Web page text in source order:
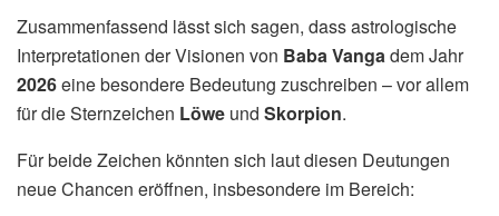
Zusammenfassend lässt sich sagen, dass astrologische
Interpretationen der Visionen von Baba Vangadem Jahr
2026eine besondere Bedeutung zuschreiben – vor allem
für die Sternzeichen Löwe und Skorpion.
Für beide Zeichen könnten sich laut diesen Deutungen
neue Chancen eröffnen, insbesondere im Bereich: